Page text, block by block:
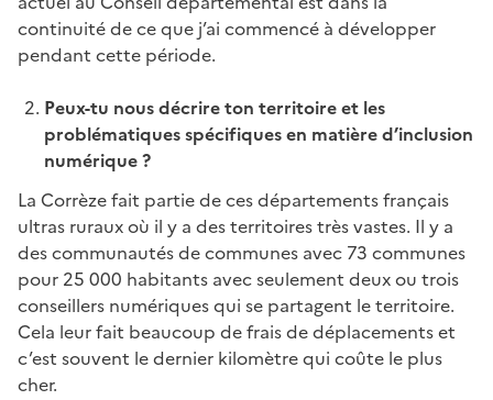
continuité de ce que j’ai commencé à développer
pendant cette période.
Peux-tu nous décrire ton territoire et les
problématiques spécifiques en matière d’inclusion
numérique ?
La Corrèze fait partie de ces départements français
ultras ruraux où il y a des territoires très vastes. Il y a
des communautés de communes avec 73 communes
pour 25 000 habitants avec seulement deux ou trois
conseillers numériques qui se partagent le territoire.
Cela leur fait beaucoup de frais de déplacements et
c’est souvent le dernier kilomètre qui coûte le plus
cher.